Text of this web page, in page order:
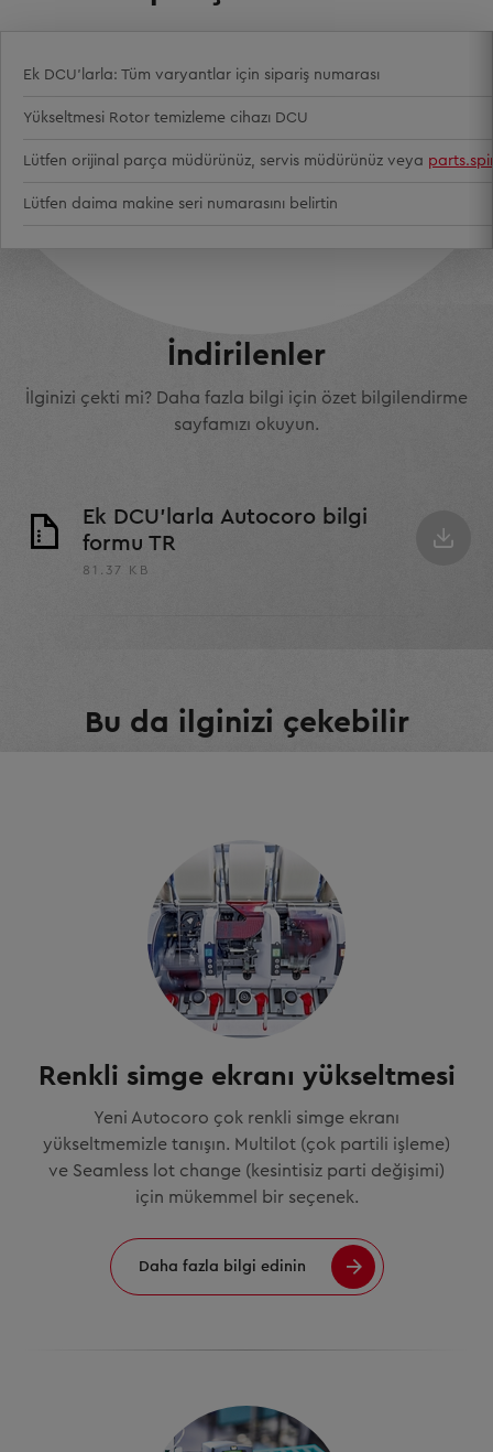
Ek DCU'larla: Tüm varyantlar için sipariş numarası
Yükseltmesi Rotor temizleme cihazı DCU
Lütfen orijinal parça müdürünüz, servis müdürünüz veya
Lütfen daima makine seri numarasını belirtin
İndirilenler
İlginizi çekti mi? Daha fazla bilgi için özet bilgilendirme
sayfamızı okuyun.
Ek DCU'larla Autocoro bilgi
formu TR
81.37 KB
Bu da ilginizi çekebilir
Renkli simge ekranı yükseltmesi
Yeni Autocoro çok renkli simge ekranı
yükseltmemizle tanışın. Multilot (çok partili işleme)
ve Seamless lot change (kesintisiz parti değişimi)
için mükemmel bir seçenek.
Daha fazla bilgi edinin